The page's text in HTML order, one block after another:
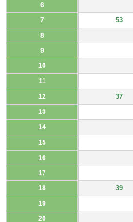
53
37
39
6
7
8
9
10
11
12
13
14
15
16
17
18
19
20